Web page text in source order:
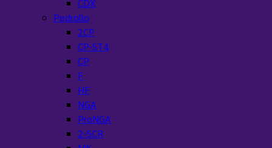
CDX
Pedrollo
2CP
CP-ST4
CP
F
HF
NGA
ProNGA
2-5CR